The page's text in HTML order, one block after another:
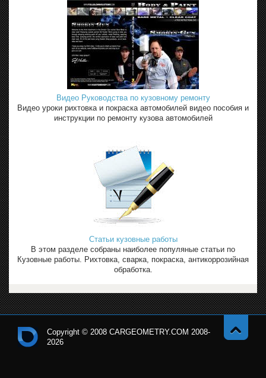
Видео Руководства по кузовному ремонту
Видео уроки рихтовка и покраска автомобилей видео пособия и
инструкции по ремонту кузова автомобилей
Статьи кузовные работы
В этом разделе собраны наиболее популяные статьи по
Кузовные работы. Рихтовка, сварка, покраска, антикоррозийная
обработка.
Copyright © 2008 CARGEOMETRY.COM 2008-
2026